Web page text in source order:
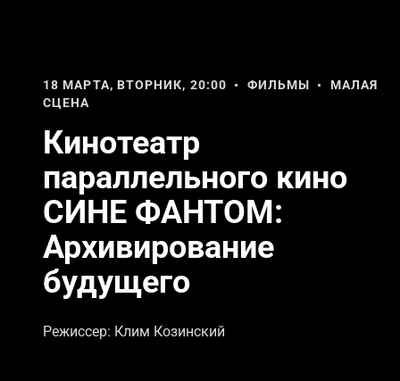
18 МАРТА, ВТОРНИК, 20:00 • ФИЛЬМЫ • МАЛАЯ
СЦЕНА
Кинотеатр
параллельного кино
СИНЕ ФАНТОМ:
Архивирование
будущего
Режиссер: Клим Козинский